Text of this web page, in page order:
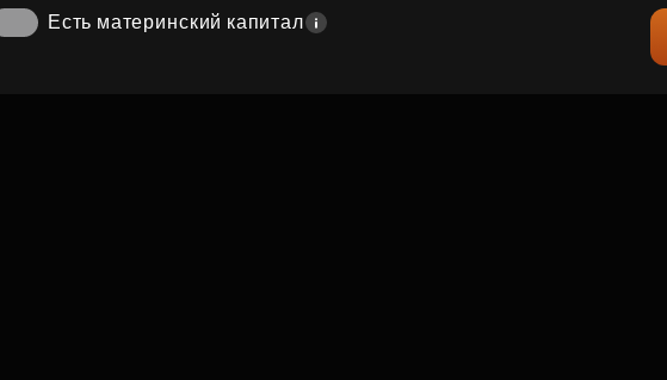
Есть материнский капитал